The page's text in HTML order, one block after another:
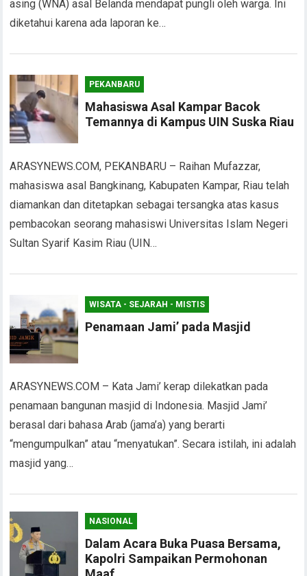
asing (WNA) asal Belanda mendapat pungli oleh warga. Ini
diketahui karena ada laporan ke…
PEKANBARU
Mahasiswa Asal Kampar Bacok
Temannya di Kampus UIN Suska Riau
ARASYNEWS.COM, PEKANBARU – Raihan Mufazzar,
mahasiswa asal Bangkinang, Kabupaten Kampar, Riau telah
diamankan dan ditetapkan sebagai tersangka atas kasus
pembacokan seorang mahasiswi Universitas Islam Negeri
Sultan Syarif Kasim Riau (UIN…
WISATA - SEJARAH - MISTIS
Penamaan Jami’ pada Masjid
ARASYNEWS.COM – Kata Jami’ kerap dilekatkan pada
penamaan bangunan masjid di Indonesia. Masjid Jami’
berasal dari bahasa Arab (jama’a) yang berarti
“mengumpulkan” atau “menyatukan”. Secara istilah, ini adalah
masjid yang…
NASIONAL
Dalam Acara Buka Puasa Bersama,
Kapolri Sampaikan Permohonan